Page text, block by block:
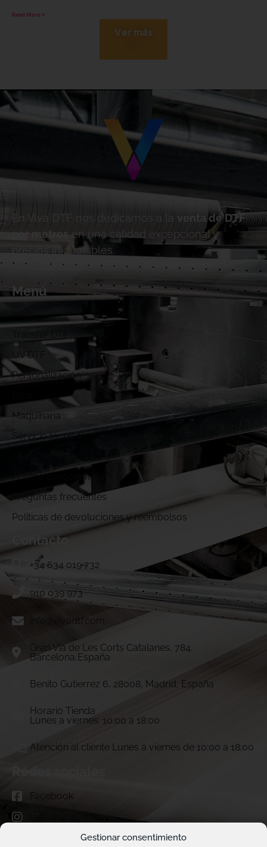
Gestionar consentimiento
Read More >
Ver más
En Viva DTF nos dedicamos a la
venta de DTF
por metros
en una calidad excepcional y
precios inigualables.
Menú
UV DTF
Personalización
Maquinaria
Servicio técnico
¿Cómo funcionamos?
Preguntas frecuentes
Politicas de devoluciones y reembolsos
Contacto
+34 634 019 732
910 039 973
info@vivadtf.com
Gran Vía de Les Corts Catalanes, 784.
Barcelona,España
Benito Gutierrez 6, 28008, Madrid, España
Horario Tienda
Lunes a viernes: 10:00 a 18:00
Atención al cliente Lunes a viernes de 10:00 a 18:00
Facebook